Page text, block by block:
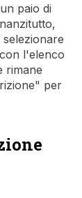
paio di
l'elenco
rimane
per